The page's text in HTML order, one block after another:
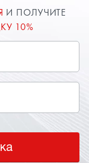
И ПОЛУЧИТЕ
10%